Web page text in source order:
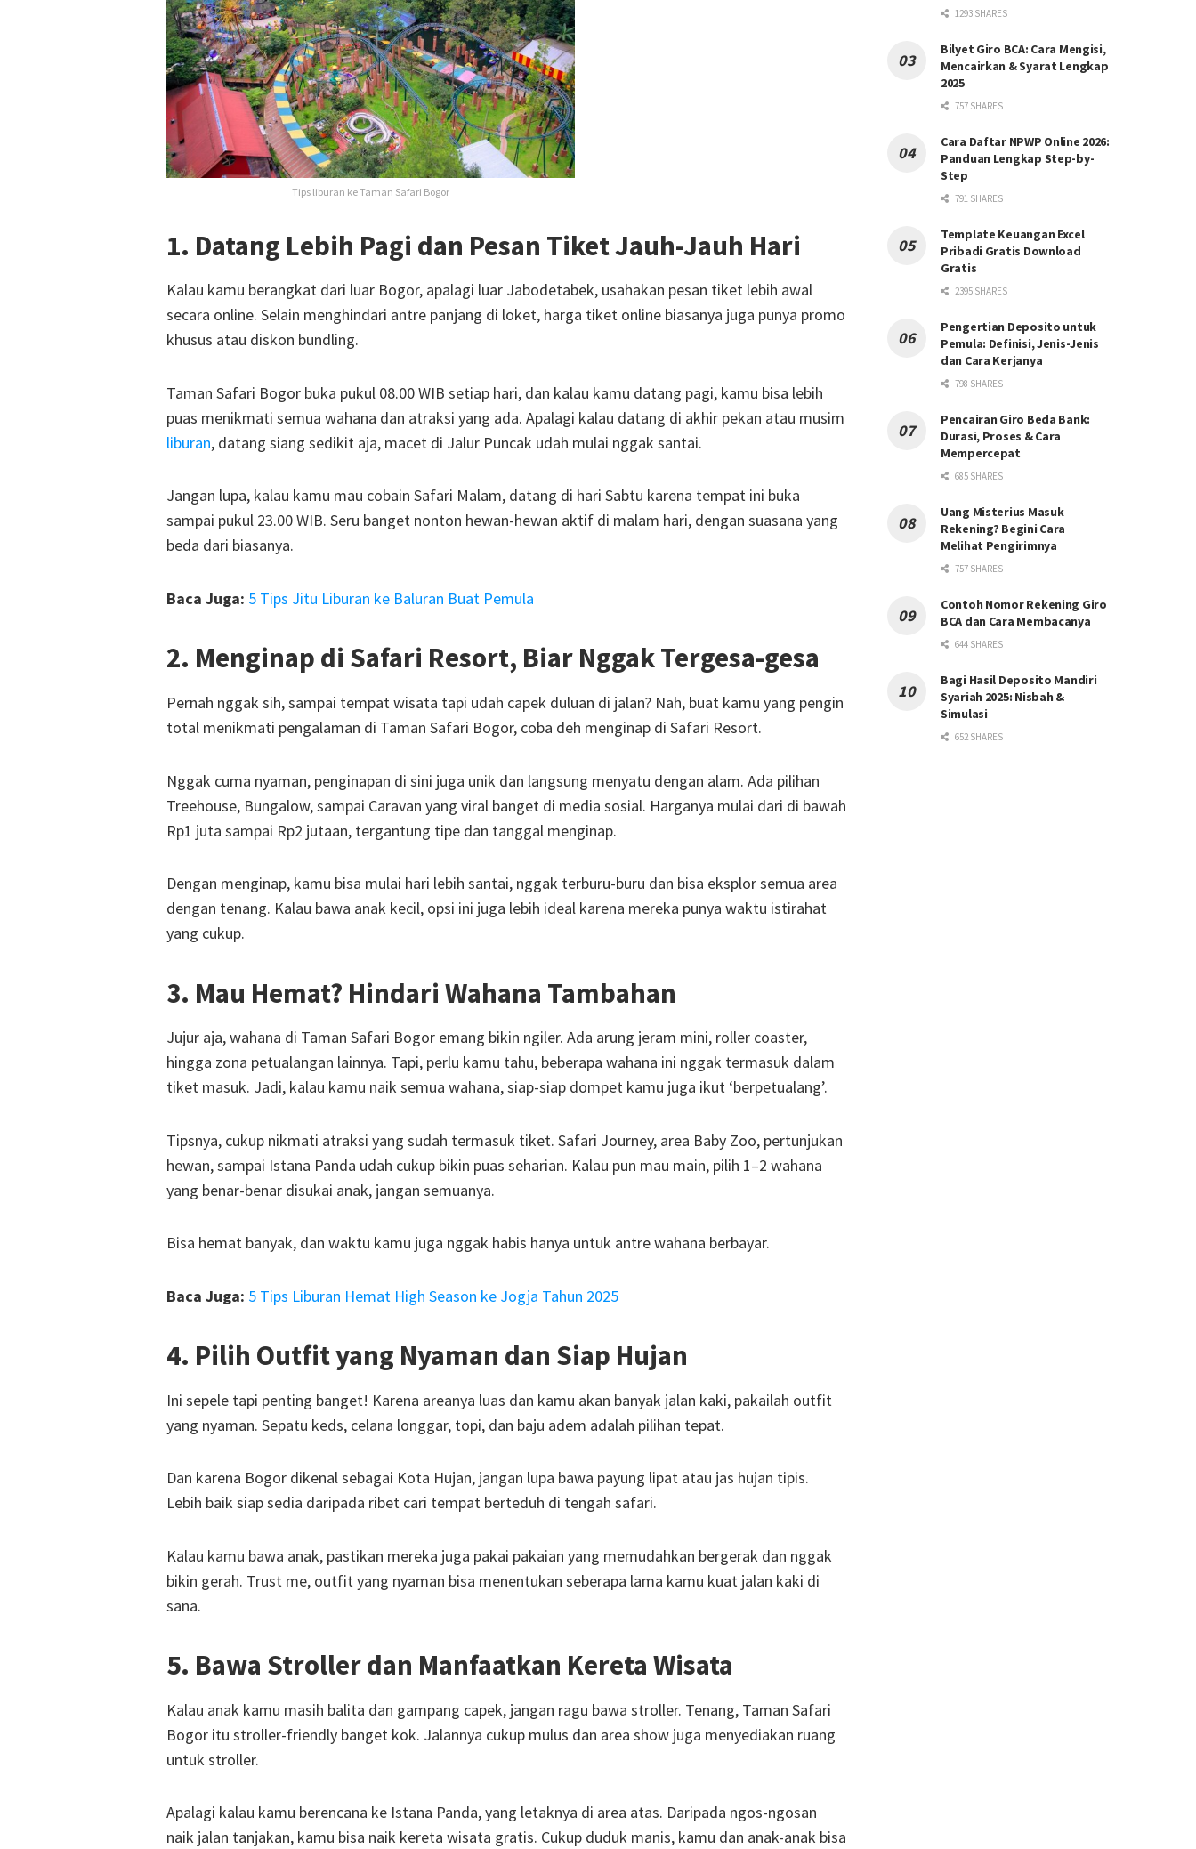
Tips liburan ke Taman Safari Bogor
1. Datang Lebih Pagi dan Pesan Tiket Jauh-Jauh Hari
Kalau kamu berangkat dari luar Bogor, apalagi luar Jabodetabek, usahakan pesan tiket lebih awal
secara online. Selain menghindari antre panjang di loket, harga tiket online biasanya juga punya promo
khusus atau diskon bundling.
Taman Safari Bogor buka pukul 08.00 WIB setiap hari, dan kalau kamu datang pagi, kamu bisa lebih
puas menikmati semua wahana dan atraksi yang ada. Apalagi kalau datang di akhir pekan atau musim
liburan, datang siang sedikit aja, macet di Jalur Puncak udah mulai nggak santai.
Jangan lupa, kalau kamu mau cobain Safari Malam, datang di hari Sabtu karena tempat ini buka
sampai pukul 23.00 WIB. Seru banget nonton hewan-hewan aktif di malam hari, dengan suasana yang
beda dari biasanya.
Baca Juga: 5 Tips Jitu Liburan ke Baluran Buat Pemula
2. Menginap di Safari Resort, Biar Nggak Tergesa-gesa
Pernah nggak sih, sampai tempat wisata tapi udah capek duluan di jalan? Nah, buat kamu yang pengin
total menikmati pengalaman di Taman Safari Bogor, coba deh menginap di Safari Resort.
Nggak cuma nyaman, penginapan di sini juga unik dan langsung menyatu dengan alam. Ada pilihan
Treehouse, Bungalow, sampai Caravan yang viral banget di media sosial. Harganya mulai dari di bawah
Rp1 juta sampai Rp2 jutaan, tergantung tipe dan tanggal menginap.
Dengan menginap, kamu bisa mulai hari lebih santai, nggak terburu-buru dan bisa eksplor semua area
dengan tenang. Kalau bawa anak kecil, opsi ini juga lebih ideal karena mereka punya waktu istirahat
yang cukup.
3. Mau Hemat? Hindari Wahana Tambahan
Jujur aja, wahana di Taman Safari Bogor emang bikin ngiler. Ada arung jeram mini, roller coaster,
hingga zona petualangan lainnya. Tapi, perlu kamu tahu, beberapa wahana ini nggak termasuk dalam
tiket masuk. Jadi, kalau kamu naik semua wahana, siap-siap dompet kamu juga ikut ‘berpetualang’.
Tipsnya, cukup nikmati atraksi yang sudah termasuk tiket. Safari Journey, area Baby Zoo, pertunjukan
hewan, sampai Istana Panda udah cukup bikin puas seharian. Kalau pun mau main, pilih 1–2 wahana
yang benar-benar disukai anak, jangan semuanya.
Bisa hemat banyak, dan waktu kamu juga nggak habis hanya untuk antre wahana berbayar.
Baca Juga: 5 Tips Liburan Hemat High Season ke Jogja Tahun 2025
4. Pilih Outfit yang Nyaman dan Siap Hujan
Ini sepele tapi penting banget! Karena areanya luas dan kamu akan banyak jalan kaki, pakailah outfit
yang nyaman. Sepatu keds, celana longgar, topi, dan baju adem adalah pilihan tepat.
Dan karena Bogor dikenal sebagai Kota Hujan, jangan lupa bawa payung lipat atau jas hujan tipis.
Lebih baik siap sedia daripada ribet cari tempat berteduh di tengah safari.
Kalau kamu bawa anak, pastikan mereka juga pakai pakaian yang memudahkan bergerak dan nggak
bikin gerah. Trust me, outfit yang nyaman bisa menentukan seberapa lama kamu kuat jalan kaki di
sana.
5. Bawa Stroller dan Manfaatkan Kereta Wisata
Kalau anak kamu masih balita dan gampang capek, jangan ragu bawa stroller. Tenang, Taman Safari
Bogor itu stroller-friendly banget kok. Jalannya cukup mulus dan area show juga menyediakan ruang
untuk stroller.
Apalagi kalau kamu berencana ke Istana Panda, yang letaknya di area atas. Daripada ngos-ngosan
naik jalan tanjakan, kamu bisa naik kereta wisata gratis. Cukup duduk manis, kamu dan anak-anak bisa
1293 SHARES
Bilyet Giro BCA: Cara Mengisi,
Mencairkan & Syarat Lengkap
2025
757 SHARES
Cara Daftar NPWP Online 2026:
Panduan Lengkap Step-by-
Step
791 SHARES
Template Keuangan Excel
Pribadi Gratis Download
Gratis
2395 SHARES
Pengertian Deposito untuk
Pemula: Definisi, Jenis-Jenis
dan Cara Kerjanya
798 SHARES
Pencairan Giro Beda Bank:
Durasi, Proses & Cara
Mempercepat
685 SHARES
Uang Misterius Masuk
Rekening? Begini Cara
Melihat Pengirimnya
757 SHARES
Contoh Nomor Rekening Giro
BCA dan Cara Membacanya
644 SHARES
Bagi Hasil Deposito Mandiri
Syariah 2025: Nisbah &
Simulasi
652 SHARES